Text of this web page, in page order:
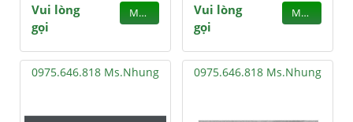
Vui lòng
gọi
MUA
Vui lòng
gọi
MUA
0975.646.818 Ms.Nhung 0975.646.818 Ms.Nhung